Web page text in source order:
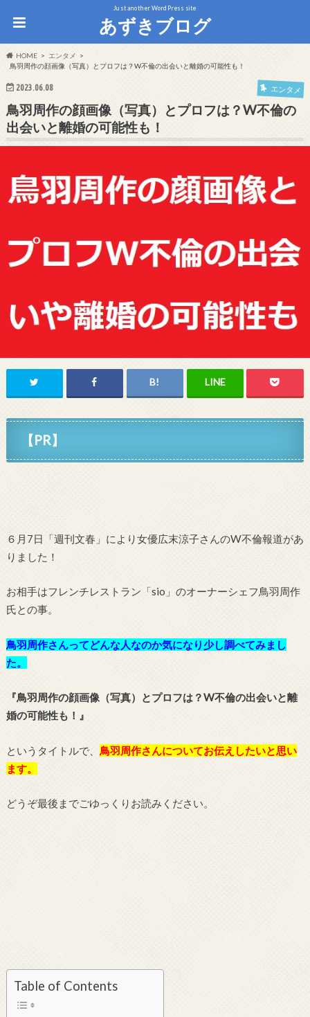
Just another WordPress site
あずきブログ
HOME
エンタメ
鳥羽周作の顔画像（写真）とプロフは？W不倫の出会いと離婚の可能性も！
2023.06.08 エンタメ
鳥羽周作の顔画像（写真）とプロフは？W不倫の
出会いと離婚の可能性も！
【PR】
６月7日「週刊文春」により女優広末涼子さんのW不倫報道があ
りました！
お相手はフレンチレストラン「sio」のオーナーシェフ鳥羽周作
氏との事。
鳥羽周作さんってどんな人なのか気になり少し調べてみまし
た。
『鳥羽周作の顔画像（写真）とプロフは？W不倫の出会いと離
婚の可能性も！』
というタイトルで、 鳥羽周作さんについてお伝えしたいと思い
ます。
どうぞ最後までごゆっくりお読みください。
Table of Contents